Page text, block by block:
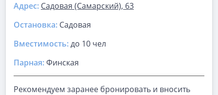
Адрес: Садовая (Самарский), 63
Остановка: Садовая
Вместимость:до 10 чел
Парная:Финская
Рекомендуем заранее бронировать и вносить